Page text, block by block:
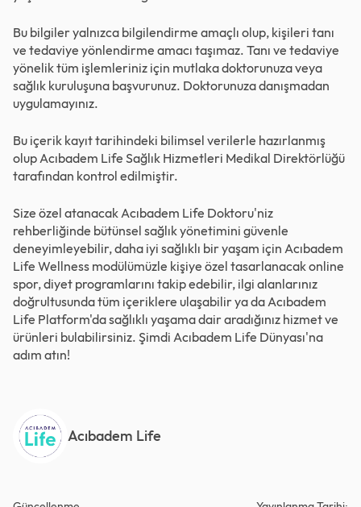
Bu bilgiler yalnızca bilgilendirme amaçlı olup, kişileri tanı
ve tedaviye yönlendirme amacı taşımaz. Tanı ve tedaviye
yönelik tüm işlemleriniz için mutlaka doktorunuza veya
sağlık kuruluşuna başvurunuz. Doktorunuza danışmadan
uygulamayınız.
Bu içerik kayıt tarihindeki bilimsel verilerle hazırlanmış
olup Acıbadem Life Sağlık Hizmetleri Medikal Direktörlüğü
tarafından kontrol edilmiştir.
Size özel atanacak Acıbadem Life Doktoru'niz
rehberliğinde bütünsel sağlık yönetimini güvenle
deneyimleyebilir, daha iyi sağlıklı bir yaşam için Acıbadem
Life Wellness modülümüzle kişiye özel tasarlanacak online
spor, diyet programlarını takip edebilir, ilgi alanlarınız
doğrultusunda tüm içeriklere ulaşabilir ya da Acıbadem
Life Platform'da sağlıklı yaşama dair aradığınız hizmet ve
ürünleri bulabilirsiniz. Şimdi Acıbadem Life Dünyası'na
adım atın!
Acıbadem Life